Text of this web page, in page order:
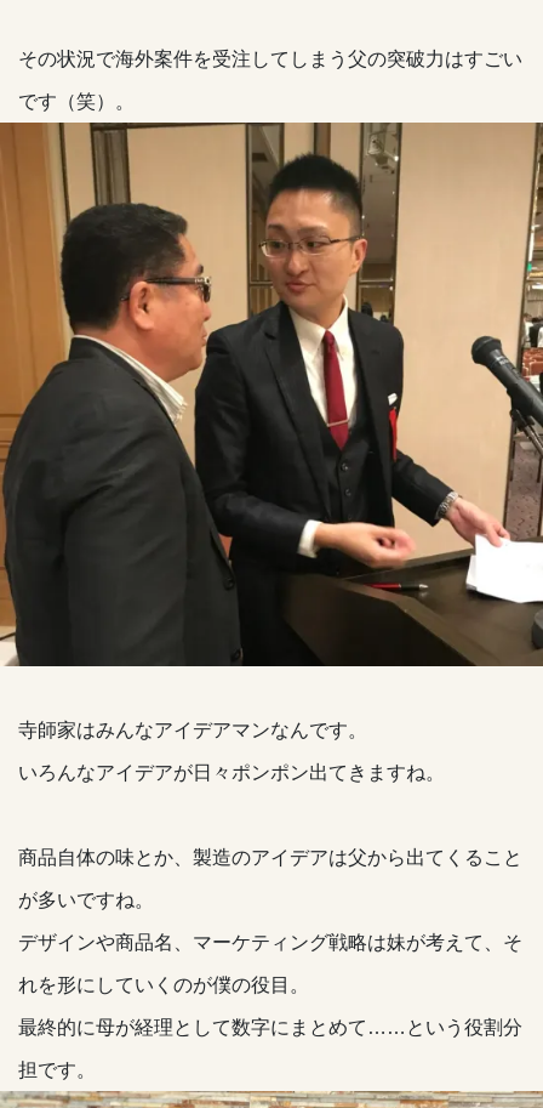
その状況で海外案件を受注してしまう父の突破力はすごい
です（笑）。
寺師家はみんなアイデアマンなんです。
いろんなアイデアが日々ポンポン出てきますね。
商品自体の味とか、製造のアイデアは父から出てくること
が多いですね。
デザインや商品名、マーケティング戦略は妹が考えて、そ
れを形にしていくのが僕の役目。
最終的に母が経理として数字にまとめて……という役割分
担です。